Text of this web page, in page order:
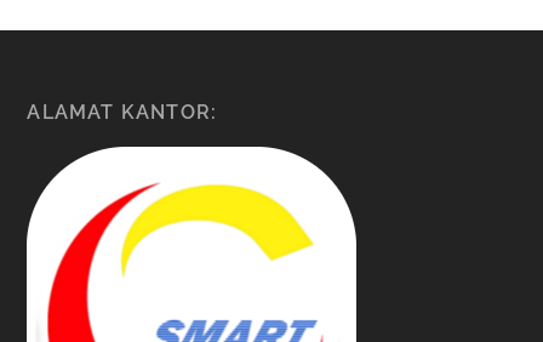
ALAMAT KANTOR: